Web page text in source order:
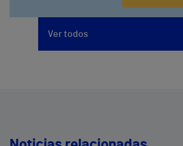
Ver todos